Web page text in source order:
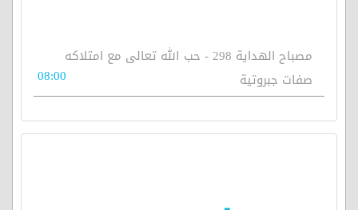
مصباح الهداية 298 - حب الله تعالى مع امتلاكه
صفات جبروتية
08:00